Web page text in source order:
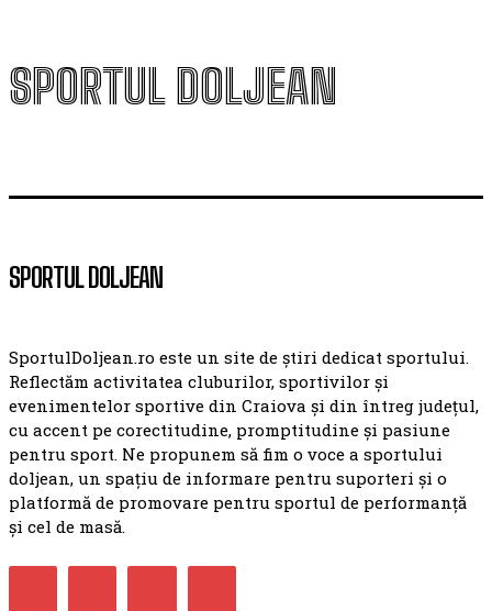
SPORTUL DOLJEAN
SPORTUL DOLJEAN
SportulDoljean.ro este un site de știri dedicat sportului.
Reflectăm activitatea cluburilor, sportivilor și
evenimentelor sportive din Craiova și din întreg județul,
cu accent pe corectitudine, promptitudine și pasiune
pentru sport. Ne propunem să fim o voce a sportului
doljean, un spațiu de informare pentru suporteri și o
platformă de promovare pentru sportul de performanță
și cel de masă.